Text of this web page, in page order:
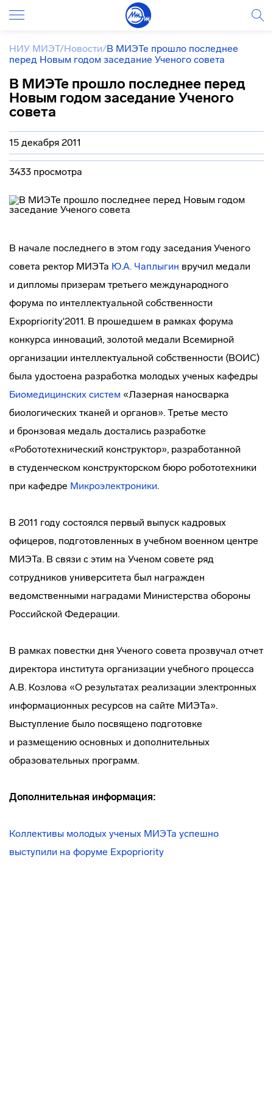
НИУ МИЭТ/Новости/В МИЭТе прошло последнее
перед Новым годом заседание Ученого совета
В МИЭТе прошло последнее перед
Новым годом заседание Ученого
совета
15 декабря 2011
3433 просмотра
В начале последнего в этом году заседания Ученого
совета ректор МИЭТа Ю.А. Чаплыгин вручил медали
и дипломы призерам третьего международного
форума по интеллектуальной собственности
Expopriority'2011. В прошедшем в рамках форума
конкурса инноваций, золотой медали Всемирной
организации интеллектуальной собственности (ВОИС)
была удостоена разработка молодых ученых кафедры
Биомедицинских систем «Лазерная наносварка
биологических тканей и органов». Третье место
и бронзовая медаль достались разработке
«Робототехнический конструктор», разработанной
в студенческом конструкторском бюро робототехники
при кафедре Микроэлектроники.
В 2011 году состоялся первый выпуск кадровых
офицеров, подготовленных в учебном военном центре
МИЭТа. В связи с этим на Ученом совете ряд
сотрудников университета был награжден
ведомственными наградами Министерства обороны
Российской Федерации.
В рамках повестки дня Ученого совета прозвучал отчет
директора института организации учебного процесса
А.В. Козлова «О результатах реализации электронных
информационных ресурсов на сайте МИЭТа».
Выступление было посвящено подготовке
и размещению основных и дополнительных
образовательных программ.
Дополнительная информация:
Коллективы молодых ученых МИЭТа успешно
выступили на форуме Expopriority